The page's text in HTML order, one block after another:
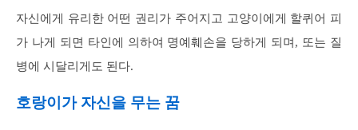
자신에게 유리한 어떤 권리가 주어지고 고양이에게 할퀴어 피
가 나게 되면 타인에 의하여 명예훼손을 당하게 되며, 또는 질
병에 시달리게도 된다.
호랑이가 자신을 무는 꿈